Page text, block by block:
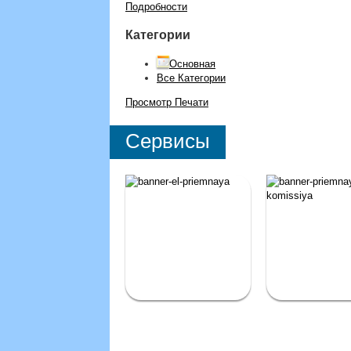
Подробности
Категории
Основная
Все Категории
Просмотр Печати
Сервисы